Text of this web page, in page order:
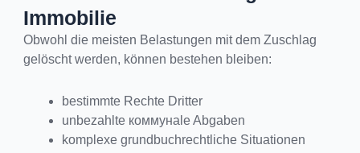
Immobilie
Obwohl die meisten Belastungen mit dem Zuschlag
gelöscht werden, können bestehen bleiben:
bestimmte Rechte Dritter
unbezahlte коммунale Abgaben
komplexe grundbuchrechtliche Situationen